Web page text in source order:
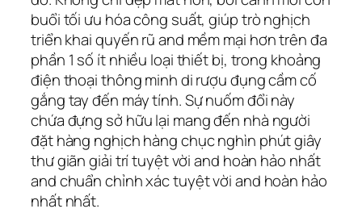
buổi tối ưu hóa công suất, giúp trò nghịch
triển khai quyến rũ and mềm mại hơn trên đa
phần 1 số ít nhiều loại thiết bị, trong khoảng
điện thoại thông minh di rượu đụng cầm cố
gắng tay đến máy tính. Sự nuốm đổi này
chứa đựng sở hữu lại mang đến nhà người
đặt hàng nghịch hàng chục nghìn phút giây
thư giãn giải trí tuyệt vời and hoàn hảo nhất
and chuẩn chỉnh xác tuyệt vời and hoàn hảo
nhất nhất.